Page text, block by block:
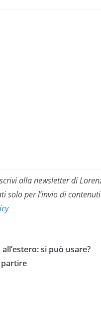
alla newsletter di
solo per l’invio di
si può usare?
partire